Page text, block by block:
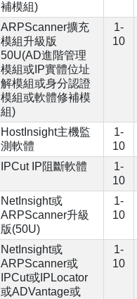
補模組)
ARPScanner擴充
模組升級版
50U(AD進階管理
模組或IP實體位址
解模組或身分認證
模組或軟體修補模
組)
1-
10
HostInsight主機監
測軟體
1-
10
IPCut IP阻斷軟體
1-
10
NetInsight或
ARPScanner升級
版(50U)
1-
10
NetInsight或
ARPScanner或
IPCut或IPLocator
或ADVantage或
1-
10